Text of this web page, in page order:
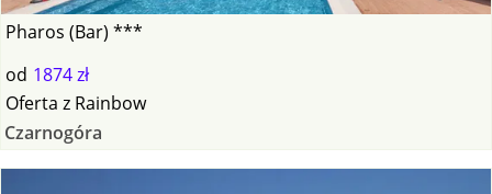
Pharos (Bar) ***
od 1874 zł
Oferta z Rainbow
Czarnogóra